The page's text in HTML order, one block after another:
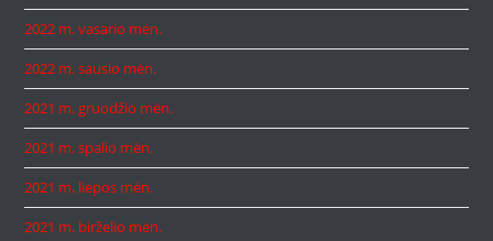
2022 m. vasario mėn.
2022 m. sausio mėn.
2021 m. gruodžio mėn.
2021 m. spalio mėn.
2021 m. liepos mėn.
2021 m. birželio mėn.